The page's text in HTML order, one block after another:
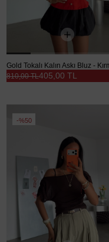
Gold Tokalı Kalın Askı Bluz -
405,00 TL
810,00 TL
%50